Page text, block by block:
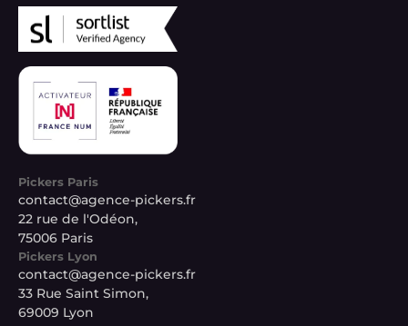
Pickers Paris
contact@agence-pickers.fr
22 rue de l'Odéon,
75006 Paris
Pickers Lyon
contact@agence-pickers.fr
33 Rue Saint Simon,
69009 Lyon